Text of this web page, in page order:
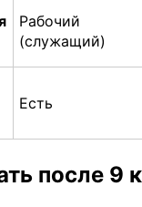
Рабочий
(служащий)
Есть
после 9